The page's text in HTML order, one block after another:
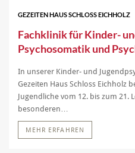
GEZEITEN HAUS SCHLOSS EICHHOLZ
Fachklinik für Kinder-
Psychosomatik und
In unserer Kinder- und
Gezeiten Haus Schloss Eichholz
Jugendliche vom 12. bis zum 21.
besonderen…
MEHR ERFAHREN